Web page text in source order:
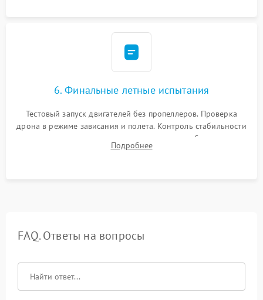
6. Финальные летные испытания
Тестовый запуск двигателей без пропеллеров. Проверка
дрона в режиме зависания и полета. Контроль стабильности
удержания точки, качества передачи видео, работы системы
возврата домой (RTH) и дальности радиосвязи.
Подробнее
FAQ. Ответы на вопросы